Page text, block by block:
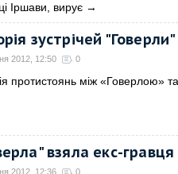
Іршави, вирує →
зустрічей
2012, 12:50 0
протистоянь між «Говерлою» та
взяла екс-
2012, 12:36 0